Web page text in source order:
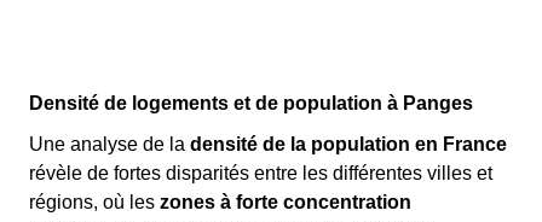
Densité de logements et de population à Panges
Une analyse de la densité de la population en France
révèle de fortes disparités entre les différentes villes et
régions, où les zones à forte concentration